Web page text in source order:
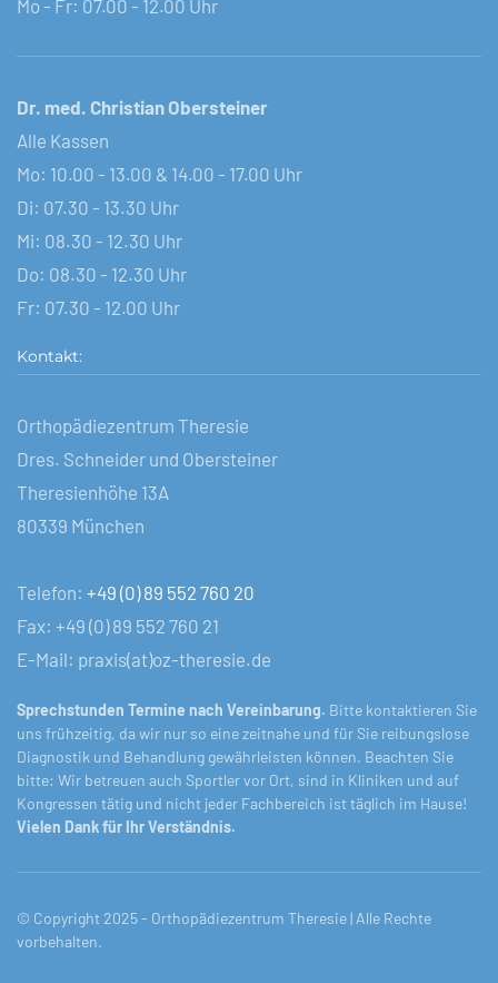
Mo - Fr: 07.00 - 12.00 Uhr
Dr. med. Christian Obersteiner
Alle Kassen
Mo: 10.00 - 13.00 & 14.00 - 17.00 Uhr
Di: 07.30 - 13.30 Uhr
Mi: 08.30 - 12.30 Uhr
Do: 08.30 - 12.30 Uhr
Fr: 07.30 - 12.00 Uhr
Kontakt:
Orthopädiezentrum Theresie
Dres. Schneider und Obersteiner
Theresienhöhe 13A
80339 München
Telefon: +49 (0) 89 552 760 20
Fax: +49 (0) 89 552 760 21
E-Mail: praxis(at)oz-theresie.de
Sprechstunden Termine nach Vereinbarung. Bitte kontaktieren Sie
uns frühzeitig, da wir nur so eine zeitnahe und für Sie reibungslose
Diagnostik und Behandlung gewährleisten können. Beachten Sie
bitte: Wir betreuen auch Sportler vor Ort, sind in Kliniken und auf
Kongressen tätig und nicht jeder Fachbereich ist täglich im Hause!
Vielen Dank für Ihr Verständnis.
© Copyright 2025 - Orthopädiezentrum Theresie | Alle Rechte
vorbehalten.